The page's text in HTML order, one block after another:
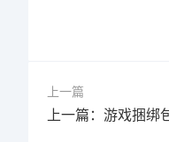
上一篇
上一篇：游戏捆绑